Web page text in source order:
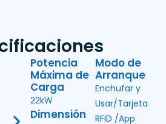
Potencia
Máxima de
Carga
22kW
Dimensión
Modo de
Arranque
Enchufar y
Usar/Tarjeta
RFID /App